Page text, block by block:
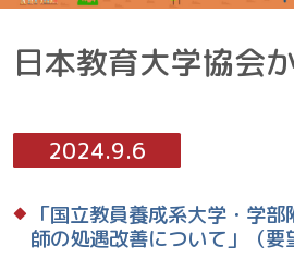
日本教育大学協会
2024.9.6
「国立教員養成系大学・学
師の処遇改善について」（要